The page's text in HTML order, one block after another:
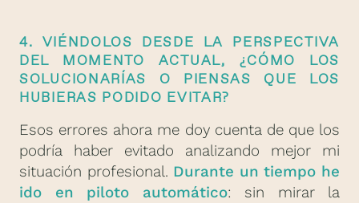
4. VIÉNDOLOS DESDE LA PERSPECTIVA
DEL MOMENTO ACTUAL, ¿CÓMO LOS
SOLUCIONARÍAS O PIENSAS QUE LOS
HUBIERAS PODIDO EVITAR?
Esos errores ahora me doy cuenta de que los
podría haber evitado analizando mejor mi
situación profesional. Durante un tiempo he
ido en piloto automático: sin mirar la